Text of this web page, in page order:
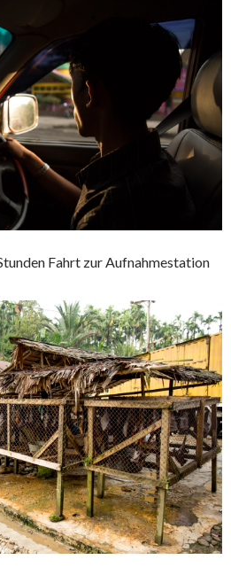
Fahrt zur Aufnahmestation